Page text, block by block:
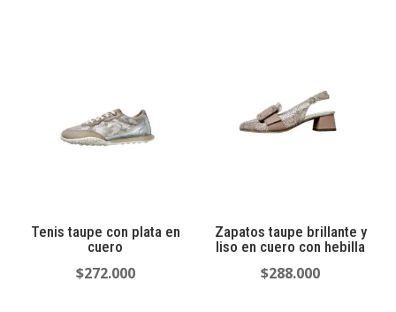
Tenis taupe con plata en
cuero
$272.000
Zapatos taupe brillante y
liso en cuero con hebilla
$288.000